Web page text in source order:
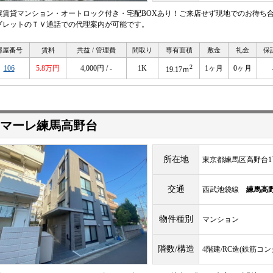
賃貸マンション・オートロック付き・宅配BOXあり！ご来店せず現地でのお待ち
レットのＴＶ通話での代理案内が可能です。
屋番号 賃料 共益 / 管理費 間取り 専有面積 敷金 礼金 保
106 5.8万円 4,000円 / - 1K 19.17ｍ2 1ヶ月 0ヶ月
ーレ練馬高野台
所在地 東京都練馬区高野台
交通 西武池袋線 練馬高
物件種別 マンション
階数/構造 4階建/RC造(鉄筋コ